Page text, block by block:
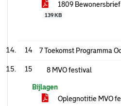
1809
139 KB
14 7 Toekomst Programma
15 8 MVO festival
Bijlagen
Oplegnotitie MVO